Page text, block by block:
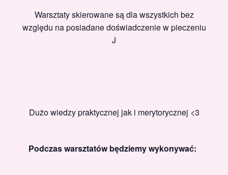
Warsztaty skierowane są dla wszystkich bez
względu na posiadane doświadczenie w pieczeniu
J
Dużo wiedzy praktycznej jak i merytorycznej <3
Podczas warsztatów będziemy wykonywać: